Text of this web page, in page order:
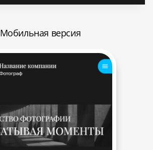
Мобильная версия